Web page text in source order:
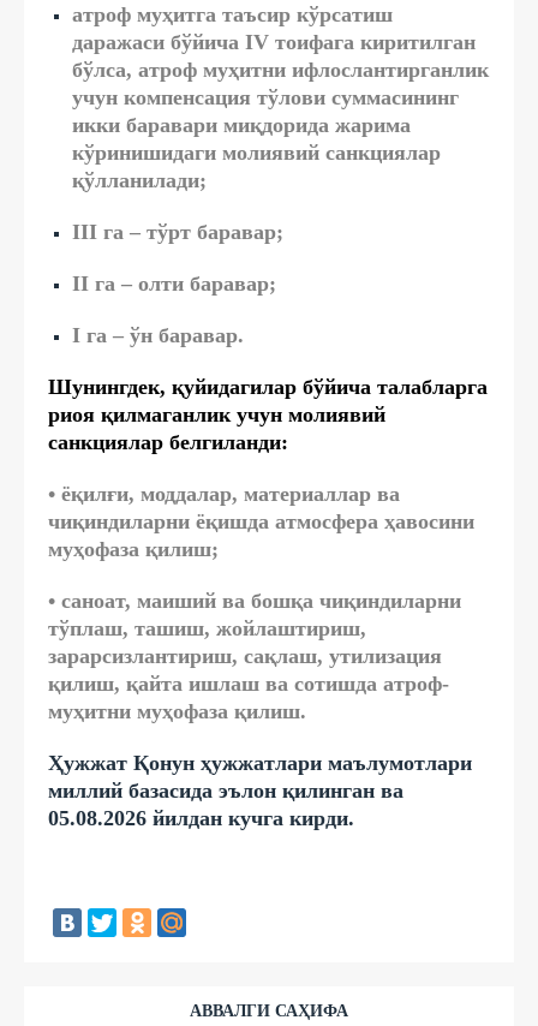
атроф муҳитга таъсир кўрсатиш
даражаси бўйича IV тоифага киритилган
бўлса, атроф муҳитни ифлослантирганлик
учун компенсация тўлови суммасининг
икки баравари миқдорида жарима
кўринишидаги молиявий санкциялар
қўлланилади;
III га – тўрт баравар;
II га – олти баравар;
I га – ўн баравар.
Шунингдек, қуйидагилар бўйича талабларга
риоя қилмаганлик учун молиявий
санкциялар белгиланди:
• ёқилғи, моддалар, материаллар ва
чиқиндиларни ёқишда атмосфера ҳавосини
муҳофаза қилиш;
• саноат, маиший ва бошқа чиқиндиларни
тўплаш, ташиш, жойлаштириш,
зарарсизлантириш, сақлаш, утилизация
қилиш, қайта ишлаш ва сотишда атроф-
муҳитни муҳофаза қилиш.
Ҳужжат Қонун ҳужжатлари маълумотлари
миллий базасида эълон қилинган ва
05.08.2026 йилдан кучга кирди.
АВВАЛГИ САҲИФА